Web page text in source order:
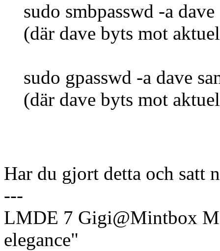
sudo smbpasswd -a dave
(där dave byts mot
sudo gpasswd -a dave
(där dave byts mot
Har du gjort detta och satt
---
LMDE 7 Gigi@Mintbox
elegance"